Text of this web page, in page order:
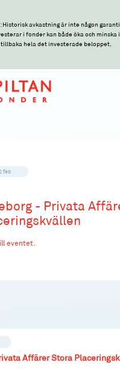
Historisk avkastning är inte någon
i fonder kan både öka och minska
hela det investerade beloppet.
feb
- Privata
eventet.
Affärer Stora